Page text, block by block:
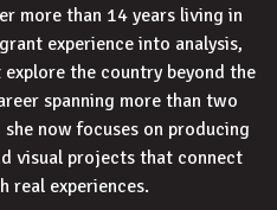
more than 14 years living in
experience into analysis,
the country beyond the
spanning more than two
now focuses on producing
visual projects that connect
real experiences.